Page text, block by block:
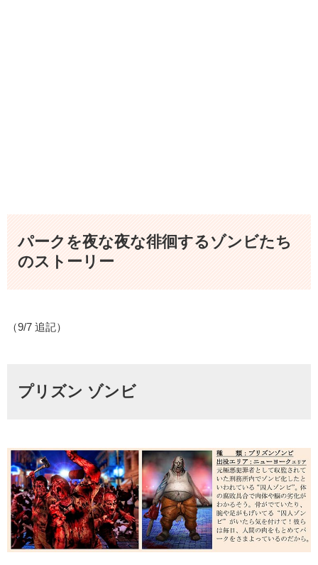
パークを夜な夜な徘徊するゾンビたち
のストーリー
（9/7 追記）
プリズン ゾンビ